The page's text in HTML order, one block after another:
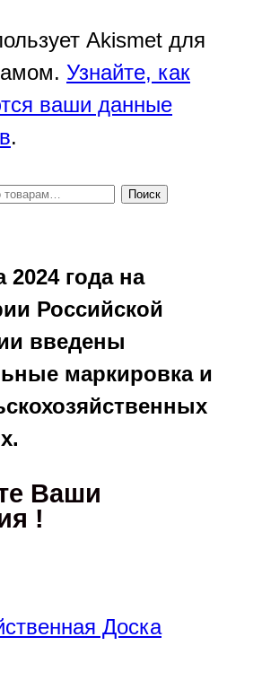
Akismet для
Узнайте, как
ваши данные
.
Поиск
2024 года на
Российской
введены
маркировка и
Ваши
!
Доска